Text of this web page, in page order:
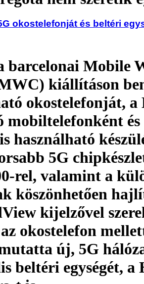
okostelefonját és beltéri
barcelonai Mobile
kiállításon
okostelefonját, a
mobiltelefonként és
használható
5G
rel, valamint a
köszönhetően
kijelzővel
okostelefon
új, 5G
beltéri egységét, a